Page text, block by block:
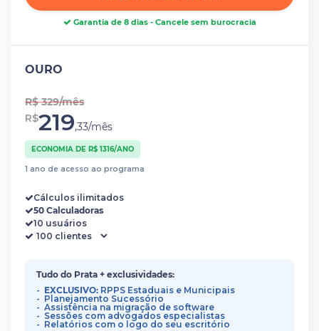
Garantia de 8 dias - Cancele sem burocracia
OURO
R$ 329/mês
R$219,33/mês
ECONOMIA DE R$ 1316/ANO
1 ano de acesso ao programa
Cálculos ilimitados
50 Calculadoras
10 usuários
Tudo do Prata + exclusividades:
EXCLUSIVO: RPPS Estaduais e Municipais
Planejamento Sucessório
Assistência na migração de software
Sessões com advogados especialistas
Relatórios com o logo do seu escritório